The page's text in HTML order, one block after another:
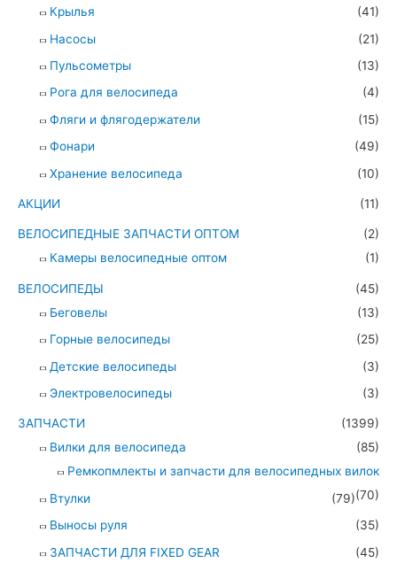
Крылья
(41)
Насосы
(21)
Пульсометры
(13)
Рога для велосипеда
(4)
Фляги и флягодержатели
(15)
Фонари
(49)
Хранение велосипеда
(10)
АКЦИИ (11)
ВЕЛОСИПЕДНЫЕ ЗАПЧАСТИ ОПТОМ
(2)
Камеры велосипедные оптом
(1)
ВЕЛОСИПЕДЫ
(45)
Беговелы
(13)
Горные велосипеды
(25)
Детские велосипеды
(3)
Электровелосипеды
(3)
ЗАПЧАСТИ
(1399)
Вилки для велосипеда
(85)
Ремкопмлекты и запчасти для велосипедных вилок
(70)
Втулки
(79)
Выносы руля
(35)
ЗАПЧАСТИ ДЛЯ FIXED GEAR
(45)